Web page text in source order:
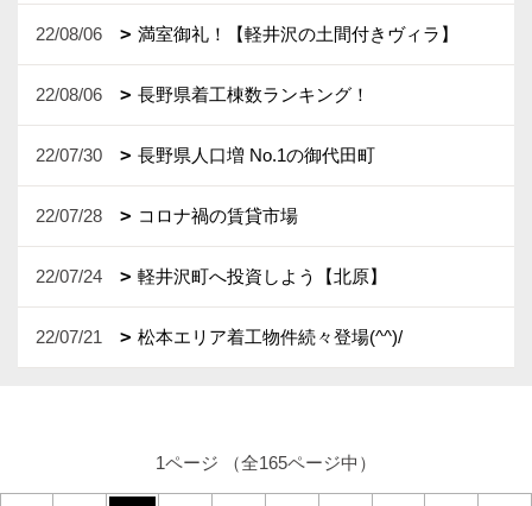
22/08/06 満室御礼！【軽井沢の土間付きヴィラ】
22/08/06 長野県着工棟数ランキング！
22/07/30 長野県人口増 No.1の御代田町
22/07/28 コロナ禍の賃貸市場
22/07/24 軽井沢町へ投資しよう【北原】
22/07/21 松本エリア着工物件続々登場(^^)/
1ページ （全165ページ中）